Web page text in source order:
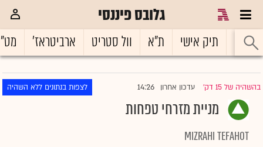
גלובס פיננסי
ראשי תיק אישי ת"א וול סטריט ארביטראז'
בהשהיה של 15 דק' |עדכון אחרון 14:26 לצפות בנתונים ללא השהיה
מניית מזרחי טפחות
MIZRAHI TEFAHOT